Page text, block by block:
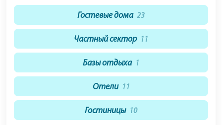
Гостевые дома 23
Частный сектор 11
Базы отдыха 1
Отели 11
Гостиницы 10